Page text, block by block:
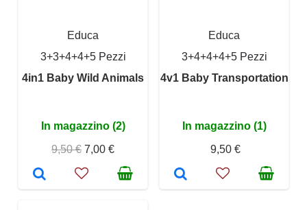
Educa
3+3+4+4+5 Pezzi
4in1 Baby Wild Animals
In magazzino (2)
9,50 € 7,00 €
Educa
3+4+4+4+5 Pezzi
4v1 Baby Transportation
In magazzino (1)
9,50 €